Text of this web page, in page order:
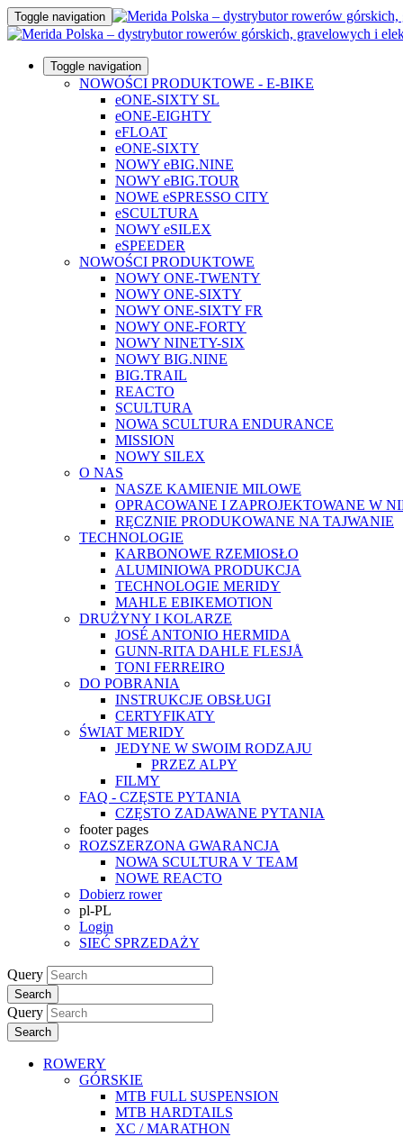
Toggle navigation
Toggle navigation
NOWOŚCI PRODUKTOWE - E-BIKE
eONE-SIXTY SL
eONE-EIGHTY
eFLOAT
eONE-SIXTY
NOWY eBIG.NINE
NOWY eBIG.TOUR
NOWE eSPRESSO CITY
eSCULTURA
NOWY eSILEX
eSPEEDER
NOWOŚCI PRODUKTOWE
NOWY ONE-TWENTY
NOWY ONE-SIXTY
NOWY ONE-SIXTY FR
NOWY ONE-FORTY
NOWY NINETY-SIX
NOWY BIG.NINE
BIG.TRAIL
REACTO
SCULTURA
NOWA SCULTURA ENDURANCE
MISSION
NOWY SILEX
O NAS
NASZE KAMIENIE MILOWE
OPRACOWANE I ZAPROJEKTOWANE W
RĘCZNIE PRODUKOWANE NA TAJWANIE
TECHNOLOGIE
KARBONOWE RZEMIOSŁO
ALUMINIOWA PRODUKCJA
TECHNOLOGIE MERIDY
MAHLE EBIKEMOTION
DRUŻYNY I KOLARZE
JOSÉ ANTONIO HERMIDA
GUNN-RITA DAHLE FLESJÅ
TONI FERREIRO
DO POBRANIA
INSTRUKCJE OBSŁUGI
CERTYFIKATY
ŚWIAT MERIDY
JEDYNE W SWOIM RODZAJU
PRZEZ ALPY
FILMY
FAQ - CZĘSTE PYTANIA
CZĘSTO ZADAWANE PYTANIA
footer pages
ROZSZERZONA GWARANCJA
NOWA SCULTURA V TEAM
NOWE REACTO
Dobierz rower
pl-PL
Login
SIEĆ SPRZEDAŻY
Query
Search
Query
Search
ROWERY
GÓRSKIE
MTB FULL SUSPENSION
MTB HARDTAILS
XC / MARATHON